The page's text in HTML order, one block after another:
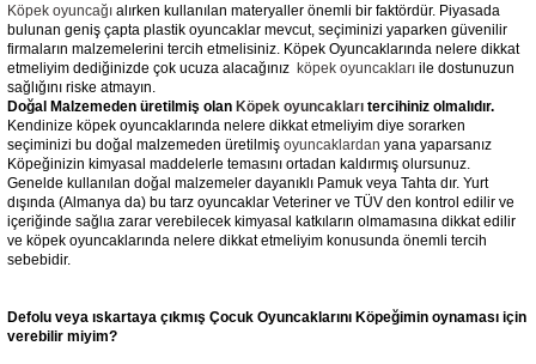
Köpek oyuncağı alırken kullanılan materyaller önemli bir faktördür. Piyasada
bulunan geniş çapta plastik oyuncaklar mevcut, seçiminizi yaparken güvenilir
firmaların malzemelerini tercih etmelisiniz. Köpek Oyuncaklarında nelere dikkat
etmeliyim dediğinizde çok ucuza alacağınız köpek oyuncakları ile dostunuzun
sağlığını riske atmayın.
Doğal Malzemeden üretilmiş olan Köpek oyuncakları tercihiniz olmalıdır.
Kendinize köpek oyuncaklarında nelere dikkat etmeliyim diye sorarken
seçiminizi bu doğal malzemeden üretilmiş oyuncaklardan yana yaparsanız
Köpeğinizin kimyasal maddelerle temasını ortadan kaldırmış olursunuz.
Genelde kullanılan doğal malzemeler dayanıklı Pamuk veya Tahta dır. Yurt
dışında (Almanya da) bu tarz oyuncaklar Veteriner ve TÜV den kontrol edilir ve
içeriğinde sağlıa zarar verebilecek kimyasal katkıların olmamasına dikkat edilir
ve köpek oyuncaklarında nelere dikkat etmeliyim konusunda önemli tercih
sebebidir.
Defolu veya ıskartaya çıkmış Çocuk Oyuncaklarını Köpeğimin oynaması için
verebilir miyim?